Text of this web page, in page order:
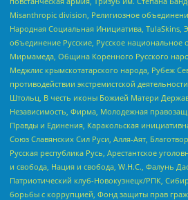
Misanthropic division, Религиозное
Народная Социальная Инициатива, TulaSkins,
объединение Русские, Русское национальное
Мирмамеда, Община Коренного Русского
Меджлис крымскотатарского народа, Рубеж
противодействии экстремистской
Штольц, В честь иконы Божией Матери
Независимость, Фирма, Молодежная
Правды и Единения, Каракольская
Союз Славянских Сил Руси, Алля-Аят,
Русская республика Русь, Арестантское
и свобода, Нация и свобода, W.H.С., Фалунь
Патриотический клуб-Новокузнецк/РПК,
борьбы с коррупцией, Фонд защиты прав